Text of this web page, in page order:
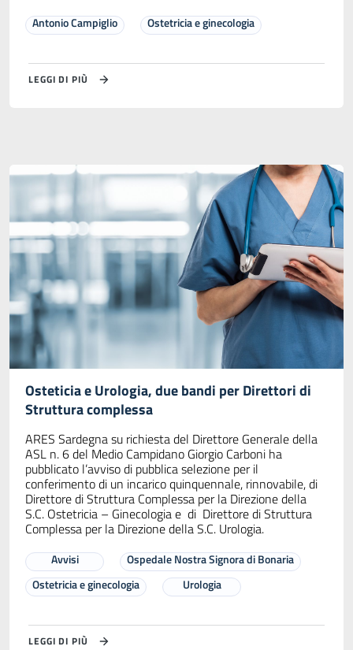
Antonio Campiglio Ostetricia e ginecologia
LEGGI DI PIÙ
Osteticia e Urologia, due bandi per Direttori di
Struttura complessa
ARES Sardegna su richiesta del Direttore Generale della
ASL n. 6 del Medio Campidano Giorgio Carboni ha
pubblicato l’avviso di pubblica selezione per il
conferimento di un incarico quinquennale, rinnovabile, di
Direttore di Struttura Complessa per la Direzione della
S.C. Ostetricia – Ginecologia e di Direttore di Struttura
Complessa per la Direzione della S.C. Urologia.
Avvisi
Ospedale Nostra Signora di Bonaria
Ostetricia e ginecologia
Urologia
LEGGI DI PIÙ